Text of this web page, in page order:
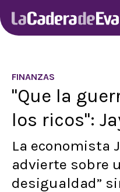
FINANZAS
"Que la
los ricos":
La economista
advierte sobre
desigualdad”